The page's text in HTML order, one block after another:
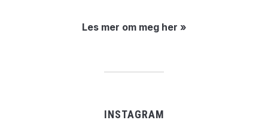
Les mer om meg her »
INSTAGRAM